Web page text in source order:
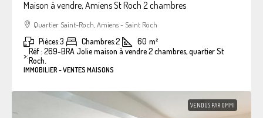
Maison à vendre, Amiens St Roch 2 chambres
Quartier Saint-Roch, Amiens - Saint Roch
Pièces:3 Chambres:2 60 m²
>:Réf : 269-BRA Jolie maison à vendre 2 chambres, quartier St
Roch.
IMMOBILIER - VENTES MAISONS
VENDUS PAR OMMI